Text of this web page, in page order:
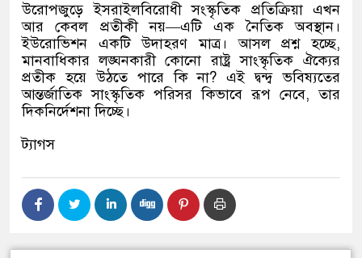
উরোপজুড়ে ইসরাইলবিরোধী সংস্কৃতিক প্রতিক্রিয়া এখন
আর কেবল প্রতীকী নয়—এটি এক নৈতিক অবস্থান।
ইউরোভিশন একটি উদাহরণ মাত্র। আসল প্রশ্ন হচ্ছে,
মানবাধিকার লঙ্ঘনকারী কোনো রাষ্ট্র সাংস্কৃতিক ঐক্যের
প্রতীক হয়ে উঠতে পারে কি না? এই দ্বন্দ্ব ভবিষ্যতের
আন্তর্জাতিক সাংস্কৃতিক পরিসর কিভাবে রূপ নেবে, তার
দিকনির্দেশনা দিচ্ছে।
ট্যাগস